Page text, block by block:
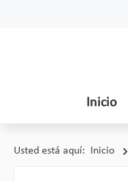
Inicio
Usted está aquí: Inicio